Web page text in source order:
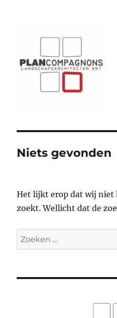
Niets gevonden
Het lijkt erop dat wij niet
zoekt. Wellicht dat de
Zoeken
naar: